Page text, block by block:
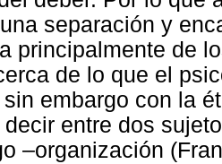
separación y
principalmente de
de lo que el
embargo con la
decir entre dos
–organización